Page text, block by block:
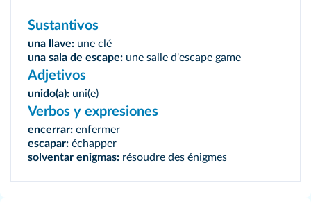
Sustantivos
una llave: une clé
una sala de escape: une salle d'escape game
Adjetivos
unido(a): uni(e)
Verbos y expresiones
encerrar: enfermer
escapar: échapper
solventar enigmas: résoudre des énigmes